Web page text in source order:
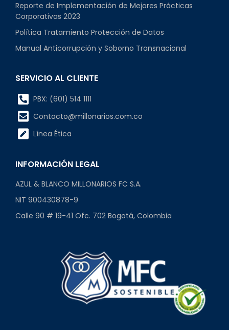
Reporte de Implementación de Mejores Prácticas
Corporativas 2023
Política Tratamiento Protección de Datos
Manual Anticorrupción y Soborno Transnacional
SERVICIO AL CLIENTE
PBX: (601) 514 1111
Contacto@millonarios.com.co
Línea Ética
INFORMACIÓN LEGAL
AZUL & BLANCO MILLONARIOS FC S.A.
NIT 900430878-9
Calle 90 # 19-41 Ofc. 702 Bogotá, Colombia